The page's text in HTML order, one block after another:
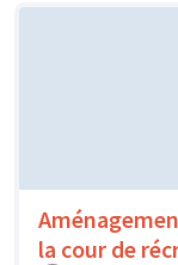
la cour de